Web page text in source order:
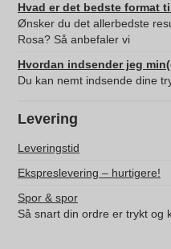
Hvad er det bedste format
Ønsker du det allerbedste
Rosa? Så anbefaler vi
Hvordan indsender jeg
Du kan nemt indsende dine
Levering
Leveringstid
Ekspreslevering – hurtigere!
Spor & spor
Så snart din ordre er trykt og